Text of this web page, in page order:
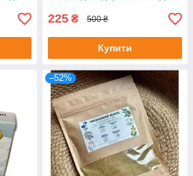
225 ₴ 500 ₴
Купити
–52%